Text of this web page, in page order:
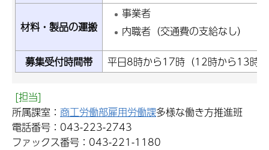
材料・製品の運搬
事業者
内職者（交通費の支給なし）
募集受付時間帯 平日8時から17時（12時から13時
[担当]
所属課室： 商工労働部雇用労働課多様な働き方推進班
電話番号：043-223-2743
ファックス番号：043-221-1180